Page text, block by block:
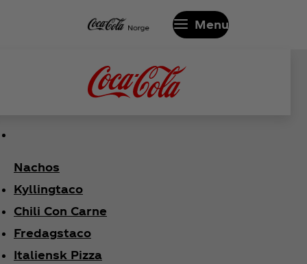
Menu
Nachos
Kyllingtaco
Chili Con Carne
Fredagstaco
Italiensk Pizza